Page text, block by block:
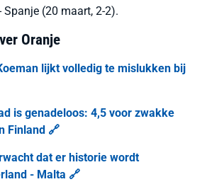
(20 maart, 2-2).
Oranje
lijkt volledig te mislukken bij
is genadeloos: 4,5 voor zwakke
Finland 🔗
dat er historie wordt
- Malta 🔗